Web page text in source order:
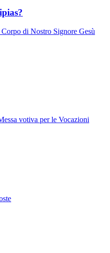
di Nostro Signore Gesù
votiva per le Vocazioni